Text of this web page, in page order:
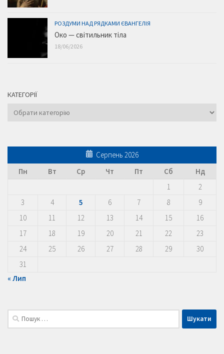
РОЗДУМИ НАД РЯДКАМИ ЄВАНГЕЛІЯ
Око — світильник тіла
18/06/2026
КАТЕГОРІЇ
Категорії
Серпень 2026
Пн
Вт Ср Чт Пт Сб
Нд
1
2
3
4 5 6 7 8
9
10
11 12 13 14 15
16
17
18 19 20 21 22
23
24
25 26 27 28 29
30
31
« Лип
Пошук: